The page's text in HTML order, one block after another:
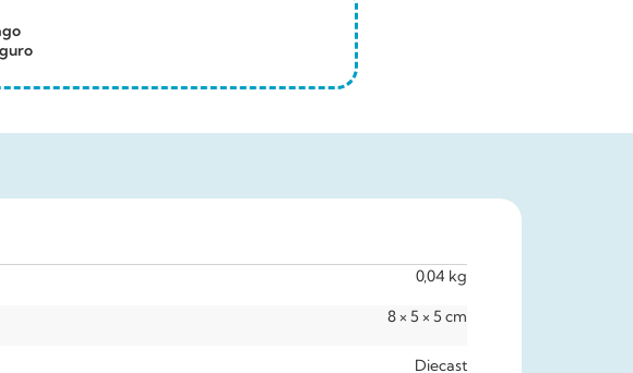
0,04 kg
8 × 5 × 5 cm
Diecast